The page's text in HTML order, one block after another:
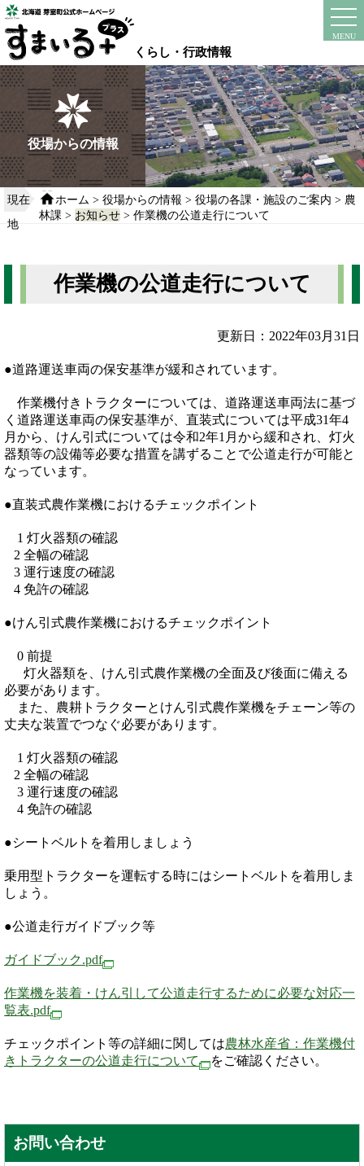
本
文
へ
移
動
る
くらし・行政情報
MENU
instagram
役場からの情報
現在
地
ホーム >役場からの情報 >役場の各課・施設のご案内 > 農
林課 > お知らせ > 作業機の公道走行について
作業機の公道走行について
更新日：2022年03月31日
●道路運送車両の保安基準が緩和されています。
作業機付きトラクターについては、道路運送車両法に基づ
く道路運送車両の保安基準が、直装式については平成31年4
月から、けん引式については令和2年1月から緩和され、灯火
器類等の設備等必要な措置を講ずることで公道走行が可能と
なっています。
●直装式農作業機におけるチェックポイント
1 灯火器類の確認
2 全幅の確認
3 運行速度の確認
4 免許の確認
●けん引式農作業機におけるチェックポイント
0 前提
灯火器類を、けん引式農作業機の全面及び後面に備える
必要があります。
また、農耕トラクターとけん引式農作業機をチェーン等の
丈夫な装置でつなぐ必要があります。
1 灯火器類の確認
2 全幅の確認
3 運行速度の確認
4 免許の確認
●シートベルトを着用しましょう
乗用型トラクターを運転する時にはシートベルトを着用しま
しょう。
●公道走行ガイドブック等
ガイドブック.pdf
作業機を装着・けん引して公道走行するために必要な対応一
覧表.pdf
チェックポイント等の詳細に関しては農林水産省：作業機付
きトラクターの公道走行について
をご確認ください。
お問い合わせ